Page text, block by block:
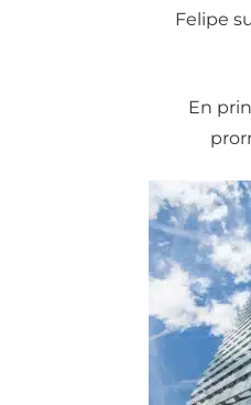
Felipe
En